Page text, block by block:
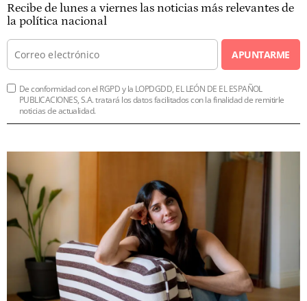
Recibe de lunes a viernes las noticias más relevantes de
la política nacional
APUNTARME
De conformidad con el RGPD y la LOPDGDD, EL LEÓN DE EL ESPAÑOL
PUBLICACIONES, S.A. tratará los datos facilitados con la finalidad de remitirle
noticias de actualidad.